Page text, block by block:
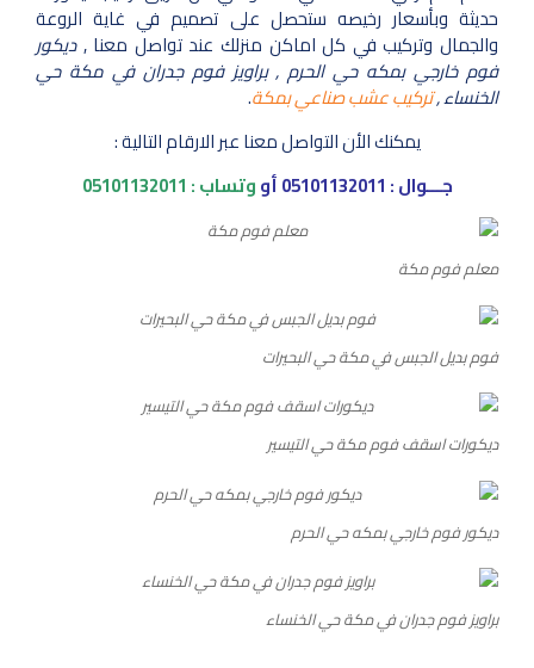
حديثة وبأسعار رخيصه ستحصل على تصميم في غاية الروعة
والجمال وتركيب في كل اماكن منزلك عند تواصل معنا ,ديكور
فوم خارجي بمكه حي الحرم , براويز فوم جدران في مكة حي
الخنساء ,تركيب عشب صناعي بمكة.
يمكنك الأن التواصل معنا عبر الارقام التالية :
جـــوال : 05101132011أووتساب : 05101132011
معلم فوم مكة
فوم بديل الجبس في مكة حي البحيرات
ديكورات اسقف فوم مكة حي التيسير
ديكور فوم خارجي بمكه حي الحرم
براويز فوم جدران في مكة حي الخنساء